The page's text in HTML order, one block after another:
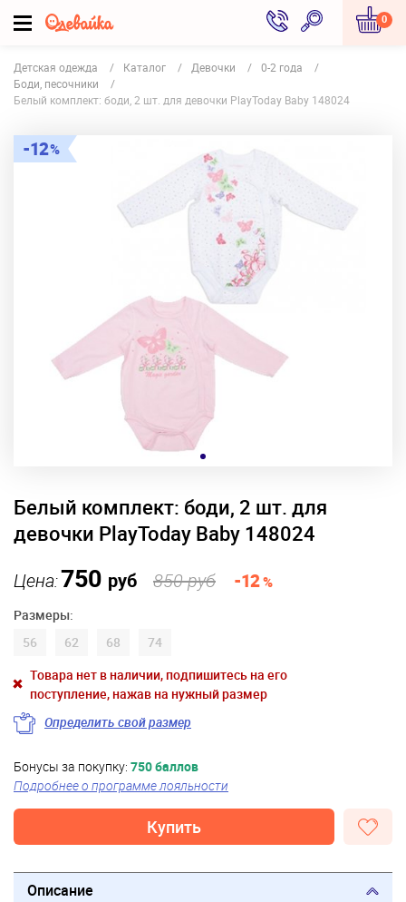
0
Детская одежда Каталог Девочки
0-2 года
Боди, песочники
Белый комплект: боди, 2 шт. для девочки PlayToday Baby 148024
12
Белый комплект: боди, 2 шт. для
девочки PlayToday Baby 148024
Цена:750 руб 850 руб -12%
Размеры:
56
62 68
74
Товара нет в наличии, подпишитесь на его
поступление, нажав на нужный размер
Определить свой размер
Бонусы за покупку: 750 баллов
Подробнее о программе лояльности
Купить
Описание